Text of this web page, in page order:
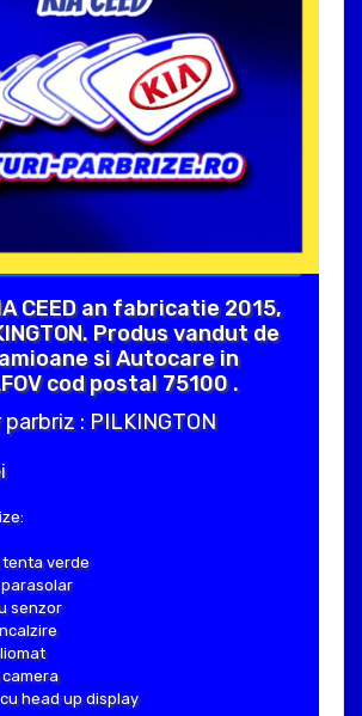
CEED an fabricatie 2015,
Produs vandut de
si Autocare in
cod postal 75100 .
: PILKINGTON
tenta verde
senzor
head up display